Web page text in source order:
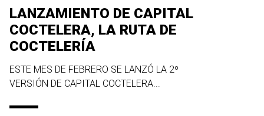
LANZAMIENTO DE CAPITAL
COCTELERA, LA RUTA DE
COCTELERÍA
ESTE MES DE FEBRERO SE LANZÓ LA 2º
VERSIÓN DE CAPITAL COCTELERA...